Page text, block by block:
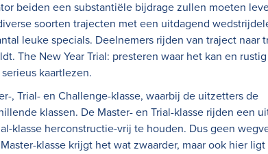
beiden een substantiële bijdrage zullen moeten
soorten trajecten met een uitdagend
leuke specials. Deelnemers rijden van traject naar
The New Year Trial: presteren waar het kan en
kaartlezen.
, Trial- en Challenge-klasse, waarbij de uitzetters de
klassen. De Master- en Trial-klasse rijden een
klasse herconstructie-vrij te houden. Dus geen
klasse krijgt het wat zwaarder, maar ook hier